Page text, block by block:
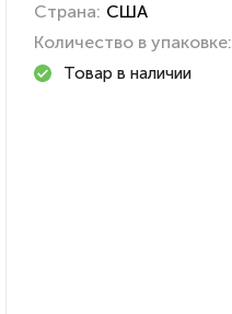
Страна: США
Количество в упаковке:
Товар в наличии